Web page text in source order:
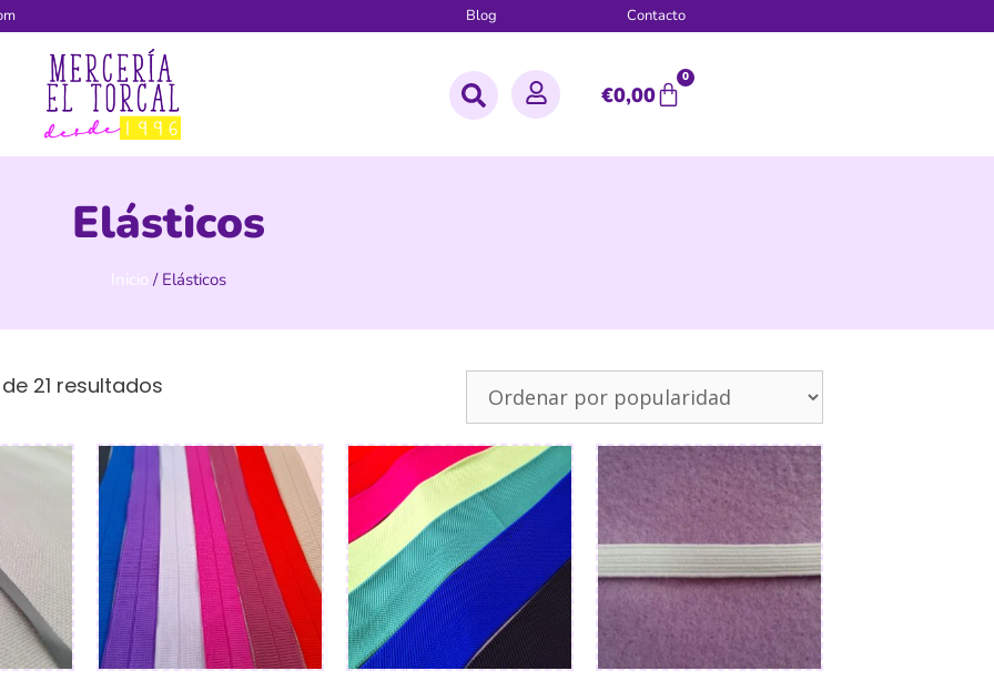
Blog Contacto
€0,00
0
Elásticos
Inicio / Elásticos
21 resultados